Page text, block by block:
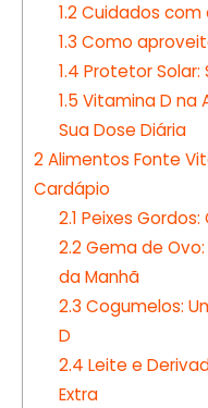
1.2Cuidados com
1.3 Como
1.4 Protetor Solar:
1.5 Vitamina D na
Sua Dose Diária
2Alimentos Fonte
Cardápio
2.1 Peixes
2.2Gema de
da Manhã
2.3 Cogumelos:
D
2.4 Leite e
Extra